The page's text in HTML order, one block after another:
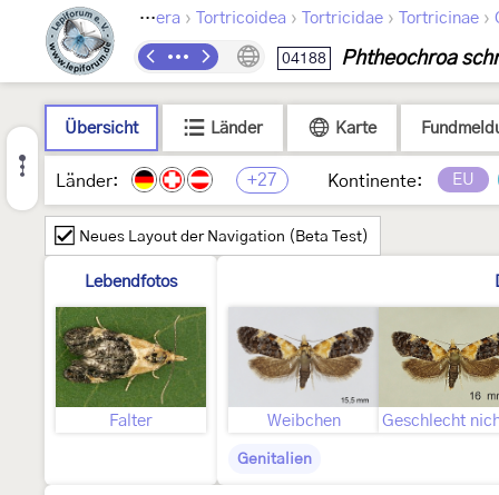
Lepidoptera › Tortricoidea › Tortricidae › Tortricinae ›
04188 Phtheochroa
Übersicht Länder Karte
Länder: +27 Kontinente: EU
Neues Layout der Navigation (Beta Test)
Lebendfotos
Falter Weibchen
Genitalien